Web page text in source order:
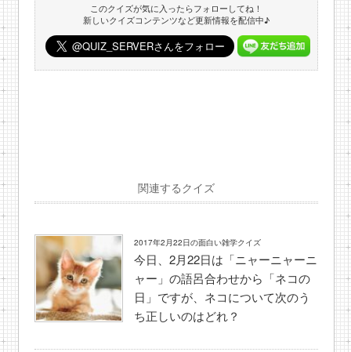
このクイズが気に入ったらフォローしてね！
新しいクイズコンテンツなど更新情報を配信中♪
関連するクイズ
2017年2月22日の面白い雑学クイズ
今日、2月22日は「ニャーニャーニ
ャー」の語呂合わせから「ネコの
日」ですが、ネコについて次のう
ち正しいのはどれ？